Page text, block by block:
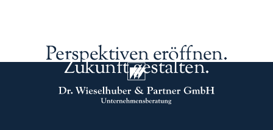
Perspektiven eröffnen.
Zukunft gestalten.